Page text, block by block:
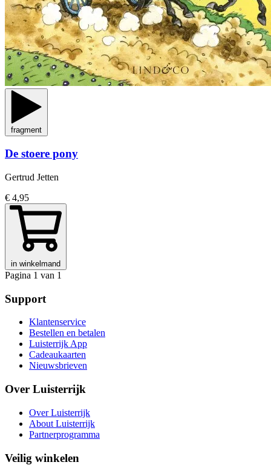
fragment
De stoere pony
Gertrud Jetten
€ 4,95
in winkelmand
Pagina 1 van 1
Support
Klantenservice
Bestellen en betalen
Luisterrijk App
Cadeaukaarten
Nieuwsbrieven
Over Luisterrijk
Over Luisterrijk
About Luisterrijk
Partnerprogramma
Veilig winkelen